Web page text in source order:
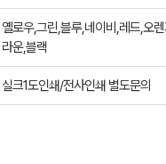
옐로우,그린,블루,네이비,레드,오
라운,블랙
실크1도인쇄/전사인쇄 별도문의